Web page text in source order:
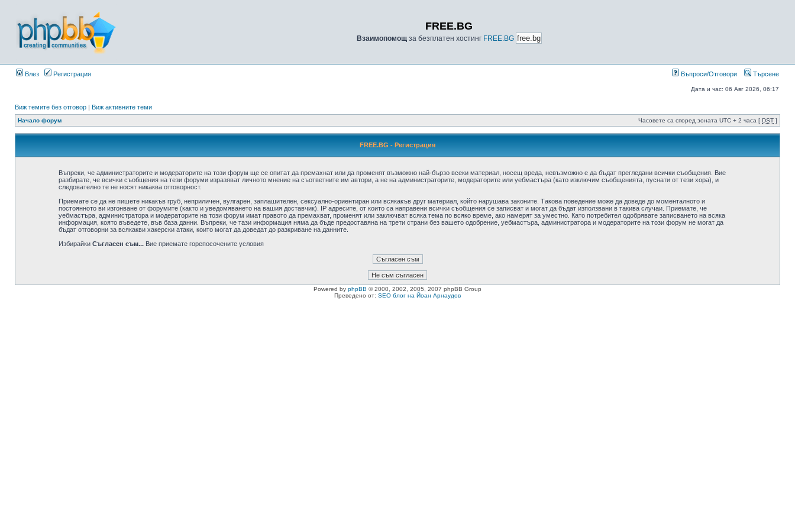
FREE.BG
Взаимопомощза безплатен хостинг FREE.BG
Влез Регистрация Въпроси/Отговори Търсене
Дата и час: 06 Авг 2026, 06:17
Виж темите без отговор | Виж активните теми
Начало форум Часовете са според зоната UTC + 2 часа [ DST ]
FREE.BG - Регистрация
Въпреки, че администраторите и модераторите на този форум ще се опитат да премахнат или да променят възможно най-бързо всеки материал, носещ вреда, невъзможно е да бъдат прегледани всички съобщения. Вие
разбирате, че всички съобщения на тези форуми изразяват личното мнение на съответните им автори, а не на администраторите, модераторите или уебмастъра (като изключим съобщенията, пуснати от тези хора), и
следователно те не носят никаква отговорност.
Приемате се да не пишете никакъв груб, неприличен, вулгарен, заплашителен, сексуално-ориентиран или всякакъв друг материал, който нарушава законите. Такова поведение може да доведе до моменталното и
постоянното ви изгонване от форумите (както и уведомяването на вашия доставчик). IP адресите, от които са направени всички съобщения се записват и могат да бъдат използвани в такива случаи. Приемате, че
уебмастъра, администратора и модераторите на този форум имат правото да премахват, променят или заключват всяка тема по всяко време, ако намерят за уместно. Като потребител одобрявате записването на всяка
информация, която въведете, във база данни. Въпреки, че тази информация няма да бъде предоставяна на трети страни без вашето одобрение, уебмастъра, администратора и модераторите на този форум не могат да
бъдат отговорни за всякакви хакерски атаки, които могат да доведат до разкриване на данните.
Избирайки Съгласен съм...Вие приемате горепосочените условия
Powered by phpBB © 2000, 2002, 2005, 2007 phpBB Group
Преведено от: SEO блог на Йоан Арнаудов